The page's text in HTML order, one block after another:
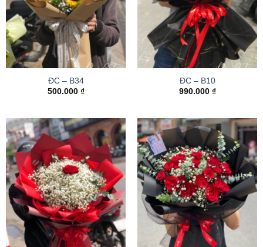
ĐC – B34
500.000 ₫
ĐC – B10
990.000 ₫